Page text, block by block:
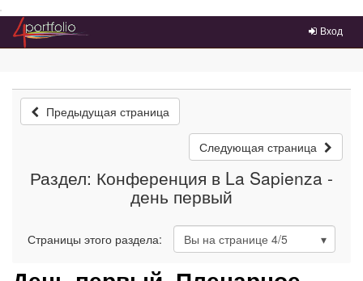
Преейти на главное меню
Вход
Предыдущая страница
Следующая страница
Раздел: Конференция в La Sapienza -
день первый
Страницы этого раздела: Вы на странице 4/5